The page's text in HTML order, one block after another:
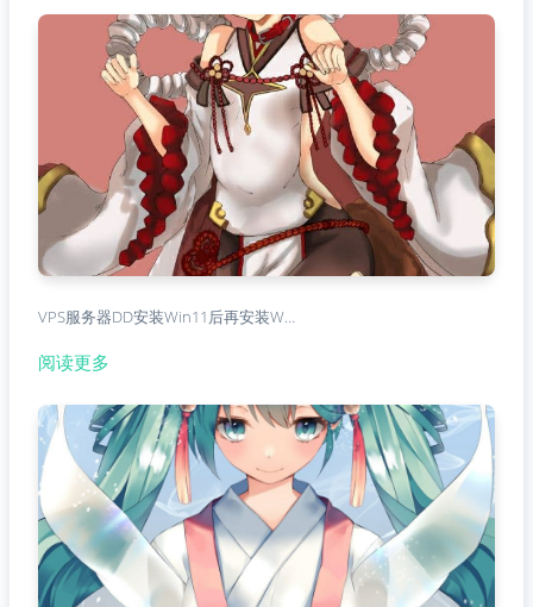
VPS服务器DD安装Win11后再安装W…
阅读更多